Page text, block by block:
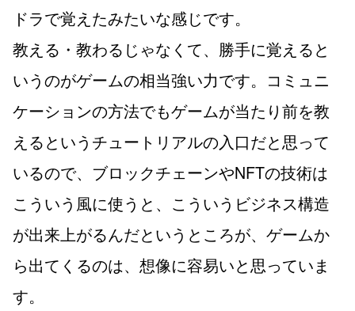
ドラで覚えたみたいな感じです。
教える・教わるじゃなくて、勝手に覚えると
いうのがゲームの相当強い力です。コミュニ
ケーションの方法でもゲームが当たり前を教
えるというチュートリアルの入口だと思って
いるので、ブロックチェーンやNFTの技術は
こういう風に使うと、こういうビジネス構造
が出来上がるんだというところが、ゲームか
ら出てくるのは、想像に容易いと思っていま
す。